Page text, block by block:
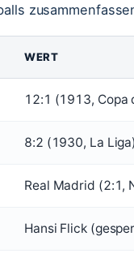
WERT
12:1 (1913, Copa
8:2 (1930, La
Real Madrid (2:1,
Hansi Flick